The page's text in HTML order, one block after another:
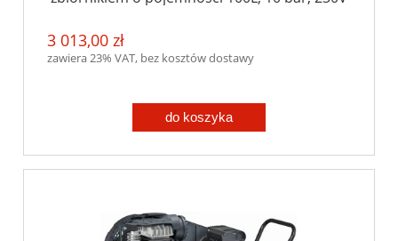
3 013,00 zł
zawiera 23% VAT, bez kosztów dostawy
do koszyka